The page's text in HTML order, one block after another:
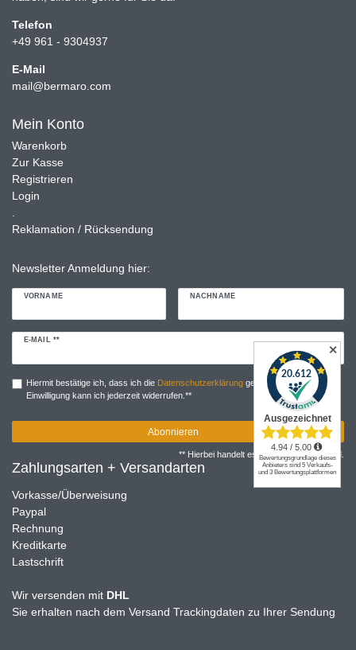
Telefon
+49 961 - 9304937
E-Mail
mail@bermaro.com
Mein Konto
Warenkorb
Zur Kasse
Registrieren
Login
Reklamation / Rücksendung
Newsletter Anmeldung hier:
VORNAME NACHNAME
E-MAIL **
Newsletter
Hiermit bestätige ich, dass ich die Daten­schutz­erklärunggelesen habe. Meine
Einwilligung kann ich jederzeit widerrufen.**
Abonnieren
** Hierbei handelt es sich um ein Pflichtfeld.
Zahlungsarten + Versandarten
Vorkasse/Überweisung
Paypal
Rechnung
Kreditkarte
Lastschrift
Wir versenden mit DHL
Sie erhalten nach dem Versand Trackingdaten zu Ihrer Sendung
✕